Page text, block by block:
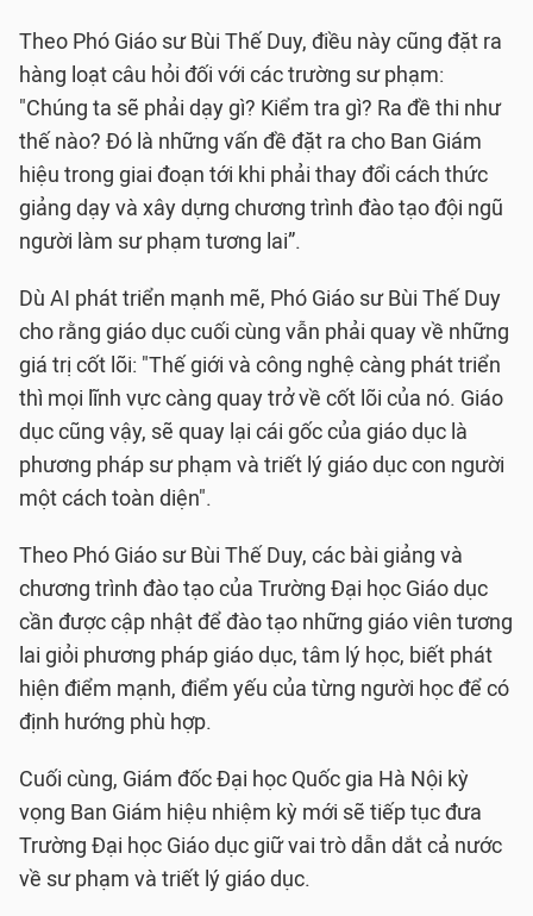
Theo Phó Giáo sư Bùi Thế Duy, điều này cũng đặt ra
hàng loạt câu hỏi đối với các trường sư phạm:
"Chúng ta sẽ phải dạy gì? Kiểm tra gì? Ra đề thi như
thế nào? Đó là những vấn đề đặt ra cho Ban Giám
hiệu trong giai đoạn tới khi phải thay đổi cách thức
giảng dạy và xây dựng chương trình đào tạo đội ngũ
người làm sư phạm tương lai”.
Dù AI phát triển mạnh mẽ, Phó Giáo sư Bùi Thế Duy
cho rằng giáo dục cuối cùng vẫn phải quay về những
giá trị cốt lõi: "Thế giới và công nghệ càng phát triển
thì mọi lĩnh vực càng quay trở về cốt lõi của nó. Giáo
dục cũng vậy, sẽ quay lại cái gốc của giáo dục là
phương pháp sư phạm và triết lý giáo dục con người
một cách toàn diện".
Theo Phó Giáo sư Bùi Thế Duy, các bài giảng và
chương trình đào tạo của Trường Đại học Giáo dục
cần được cập nhật để đào tạo những giáo viên tương
lai giỏi phương pháp giáo dục, tâm lý học, biết phát
hiện điểm mạnh, điểm yếu của từng người học để có
định hướng phù hợp.
Cuối cùng, Giám đốc Đại học Quốc gia Hà Nội kỳ
vọng Ban Giám hiệu nhiệm kỳ mới sẽ tiếp tục đưa
Trường Đại học Giáo dục giữ vai trò dẫn dắt cả nước
về sư phạm và triết lý giáo dục.